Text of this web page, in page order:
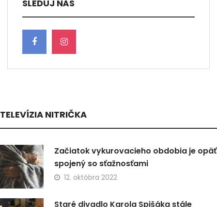
SLEDUJ NÁS
TELEVÍZIA NITRIČKA
Začiatok vykurovacieho obdobia je opäť
spojený so sťažnosťami
12. októbra 2022
Staré divadlo Karola Spišáka stále